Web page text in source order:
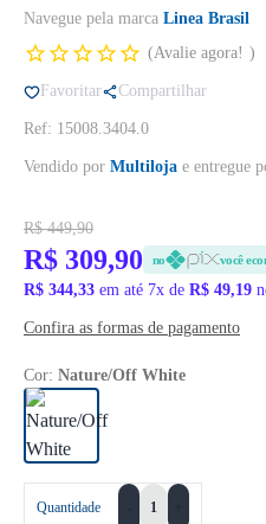
Navegue pela marca Linea Brasil
Avalie agora!
Favoritar Compartilhar
Ref: 15008.3404.0
Vendido por Multiloja e entregue
R$ 449,90
R$ 309,90 no você
R$ 344,33 em até 7x de R$ 49,19
Confira as formas de pagamento
Cor: Nature/Off White
Quantidade